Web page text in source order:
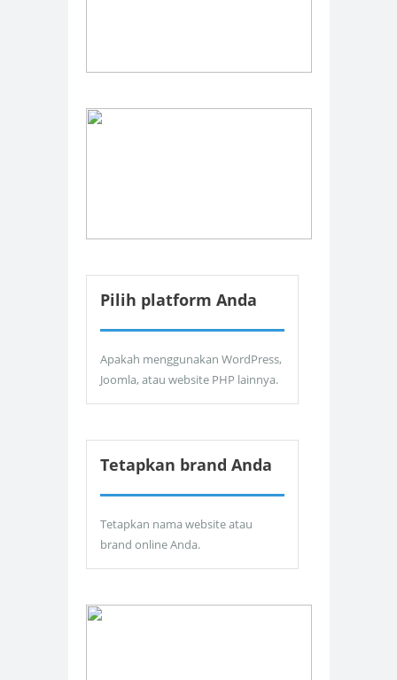
Pilih platform Anda
Apakah menggunakan WordPress,
Joomla, atau website PHP lainnya.
Tetapkan brand Anda
Tetapkan nama website atau
brand online Anda.